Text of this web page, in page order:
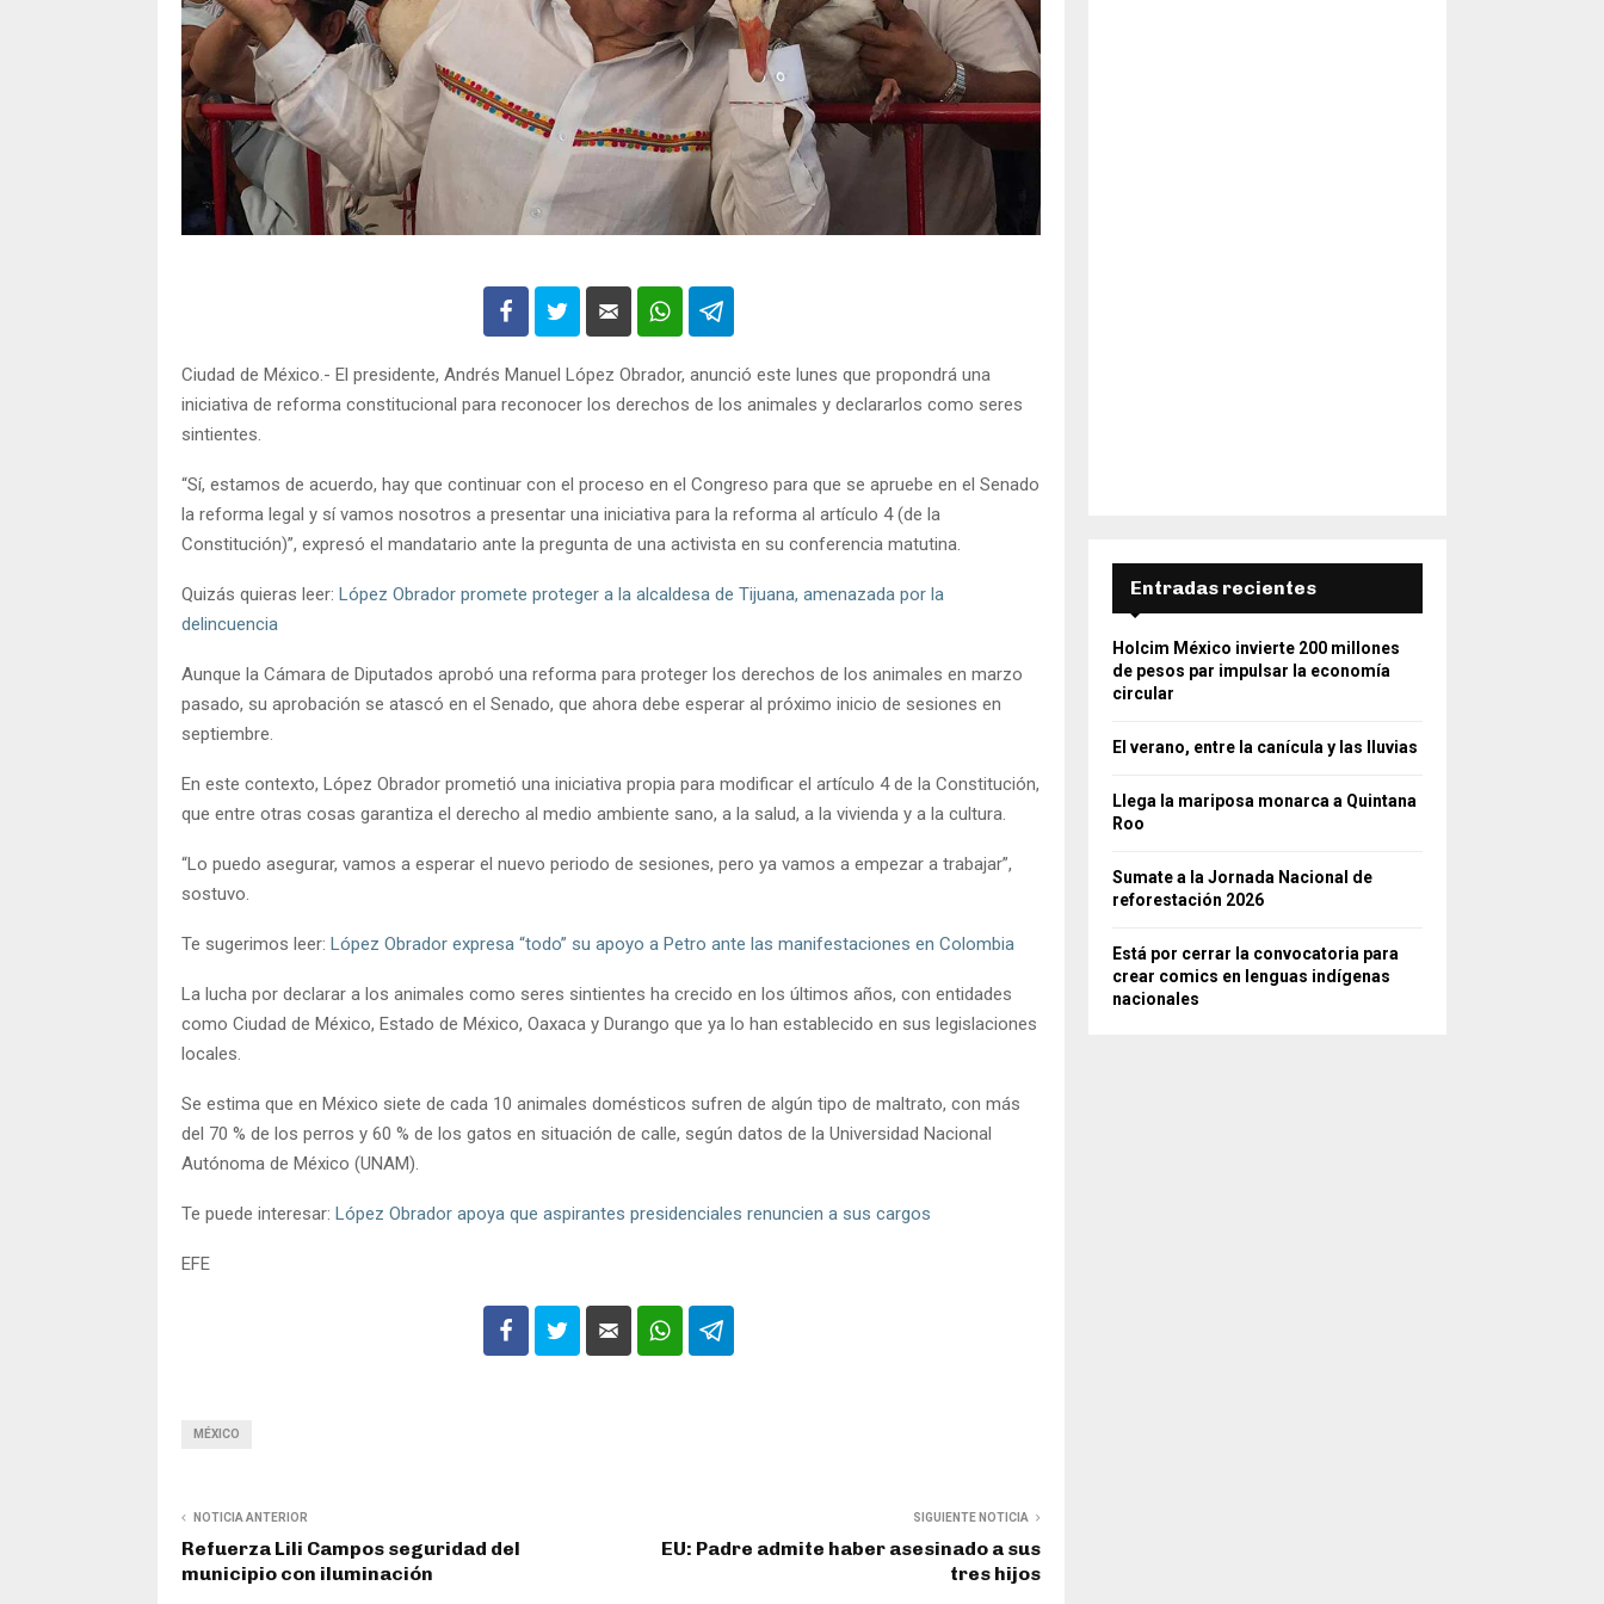
Ciudad de México.- El presidente, Andrés Manuel López Obrador, anunció este lunes que propondrá una
iniciativa de reforma constitucional para reconocer los derechos de los animales y declararlos como seres
sintientes.
“Sí, estamos de acuerdo, hay que continuar con el proceso en el Congreso para que se apruebe en el Senado
la reforma legal y sí vamos nosotros a presentar una iniciativa para la reforma al artículo 4 (de la
Constitución)”, expresó el mandatario ante la pregunta de una activista en su conferencia matutina.
Quizás quieras leer: López Obrador promete proteger a la alcaldesa de Tijuana, amenazada por la
delincuencia
Aunque la Cámara de Diputados aprobó una reforma para proteger los derechos de los animales en marzo
pasado, su aprobación se atascó en el Senado, que ahora debe esperar al próximo inicio de sesiones en
septiembre.
En este contexto, López Obrador prometió una iniciativa propia para modificar el artículo 4 de la Constitución,
que entre otras cosas garantiza el derecho al medio ambiente sano, a la salud, a la vivienda y a la cultura.
“Lo puedo asegurar, vamos a esperar el nuevo periodo de sesiones, pero ya vamos a empezar a trabajar”,
sostuvo.
Te sugerimos leer: López Obrador expresa “todo” su apoyo a Petro ante las manifestaciones en Colombia
La lucha por declarar a los animales como seres sintientes ha crecido en los últimos años, con entidades
como Ciudad de México, Estado de México, Oaxaca y Durango que ya lo han establecido en sus legislaciones
locales.
Se estima que en México siete de cada 10 animales domésticos sufren de algún tipo de maltrato, con más
del 70 % de los perros y 60 % de los gatos en situación de calle, según datos de la Universidad Nacional
Autónoma de México (UNAM).
Te puede interesar: López Obrador apoya que aspirantes presidenciales renuncien a sus cargos
EFE
MÉXICO
NOTICIA ANTERIOR
Refuerza Lili Campos seguridad del
municipio con iluminación
SIGUIENTE NOTICIA
EU: Padre admite haber asesinado a sus
tres hijos
Entradas recientes
Holcim México invierte 200 millones
de pesos par impulsar la economía
circular
El verano, entre la canícula y las lluvias
Llega la mariposa monarca a Quintana
Roo
Sumate a la Jornada Nacional de
reforestación 2026
Está por cerrar la convocatoria para
crear comics en lenguas indígenas
nacionales